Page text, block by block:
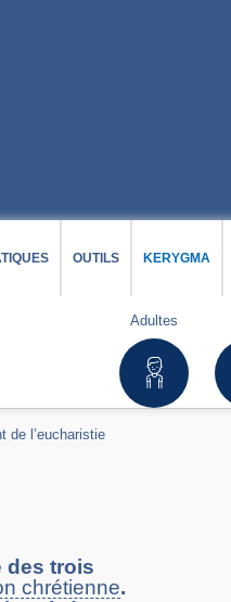
OUTILS KERYGMA
Adultes
de l’eucharistie
des trois
chrétienne.